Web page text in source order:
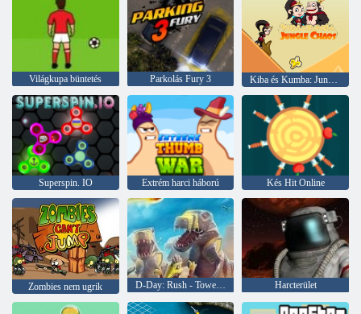
Világkupa büntetés Parkolás Fury 3 Kiba és Kumba: Jungle káosz
Superspin. IO Extrém harci háború Kés Hit Online
Zombies nem ugrik D-Day: Rush - Tower Defense Harcterület